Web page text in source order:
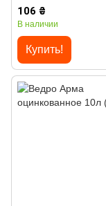
106 ₴
В наличии
Купить!